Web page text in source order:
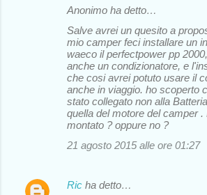
Anonimo ha detto…
Salve avrei un quesito a
mio camper feci installare un
waeco il perfectpower pp
anche un condizionatore, e
che cosi avrei potuto usare il
anche in viaggio. ho scoperto
stato collegato non alla
quella del motore del camper
montato ? oppure no ?
21 agosto 2015 alle ore 01:27
Ric ha detto…